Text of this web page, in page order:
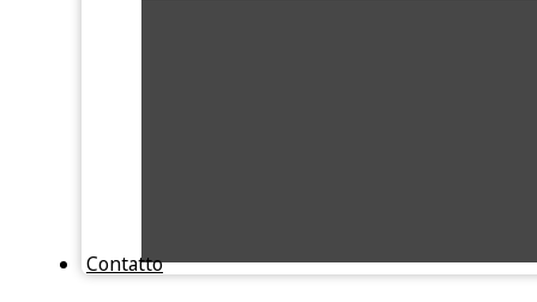
Contatto